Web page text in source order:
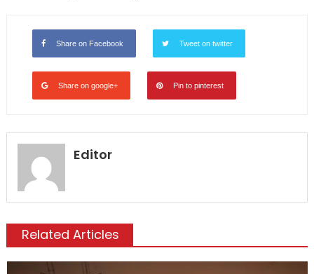
Share on Facebook Tweet on twitter
Share on google+ Pin to pinterest
Editor
Related Articles